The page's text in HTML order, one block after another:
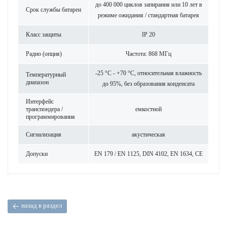
Срок службы бат­ареи
до 400 000 циклов запирания или 10 лет в
режиме ожидания / стандартная бат­арея
Класс защиты IP 20
Радио (опция) Частота: 868 МГц
Темпер­ат­урный
диапазон
-25 °C - +70 °C, относительная влажность
до 95%, без обра­зования конденсата
Интерфейс
транспондера /
программирования
емкос­тной
Сигнал­изация аку­стическая
Допуски EN 179 / EN 1125, DIN 4102, EN 1634, CE
назад в раздел